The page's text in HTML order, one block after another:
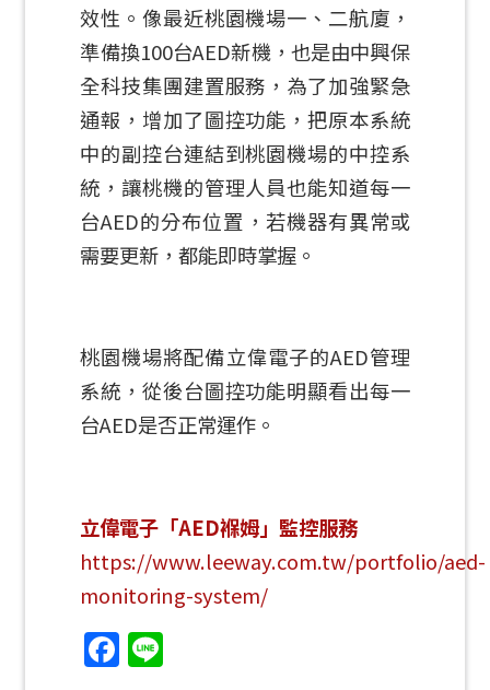
效性。像最近桃園機場一、二航廈，
準備換100台AED新機，也是由中興保
全科技集團建置服務，為了加強緊急
通報，增加了圖控功能，把原本系統
中的副控台連結到桃園機場的中控系
統，讓桃機的管理人員也能知道每一
台AED的分布位置，若機器有異常或
需要更新，都能即時掌握。
桃園機場將配備立偉電子的AED管理
系統，從後台圖控功能明顯看出每一
台AED是否正常運作。
立偉電子「AED褓姆」監控服務
https://www.leeway.com.tw/portfolio/aed-
monitoring-system/
Facebook